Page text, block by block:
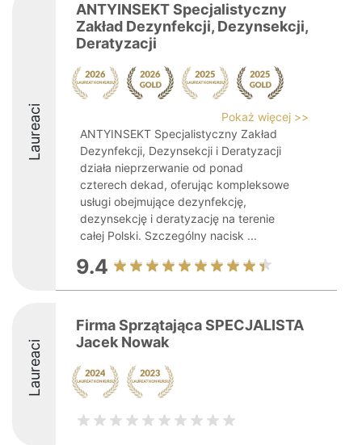
Laureaci
ANTYINSEKT Specjalistyczny
Zakład Dezynfekcji, Dezynsekcji,
Deratyzacji
Pokaż więcej >>
ANTYINSEKT Specjalistyczny Zakład
Dezynfekcji, Dezynsekcji i Deratyzacji
działa nieprzerwanie od ponad
czterech dekad, oferując kompleksowe
usługi obejmujące dezynfekcję,
dezynsekcję i deratyzację na terenie
całej Polski. Szczególny nacisk ...
9.4
Laureaci
Firma Sprzątająca SPECJALISTA
Jacek Nowak